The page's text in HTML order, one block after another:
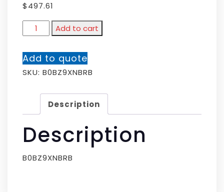
$497.61
Add to cart
Add to quote
SKU: B0BZ9XNBRB
Description
Description
B0BZ9XNBRB